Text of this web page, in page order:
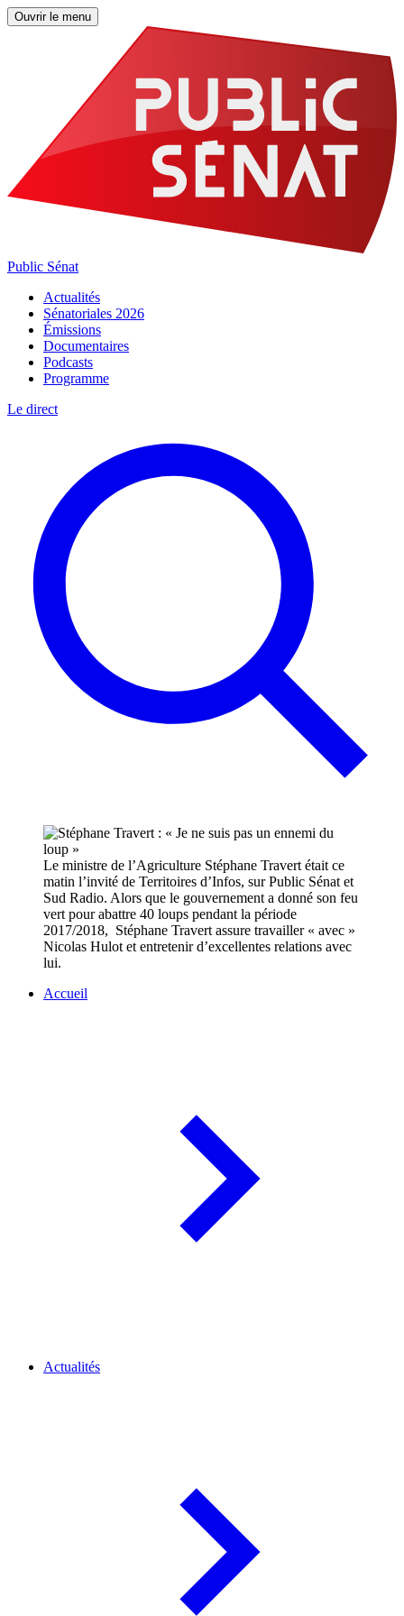
Ouvrir le menu
Public Sénat
Actualités
Sénatoriales 2026
Émissions
Documentaires
Podcasts
Programme
Le direct
Le ministre de l’Agriculture Stéphane Travert était ce
matin l’invité de Territoires d’Infos, sur Public Sénat et
Sud Radio. Alors que le gouvernement a donné son feu
vert pour abattre 40 loups pendant la période
2017/2018, Stéphane Travert assure travailler « avec »
Nicolas Hulot et entretenir d’excellentes relations avec
lui.
Accueil
Actualités